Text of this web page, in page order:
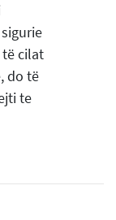
të cilat
do të
te